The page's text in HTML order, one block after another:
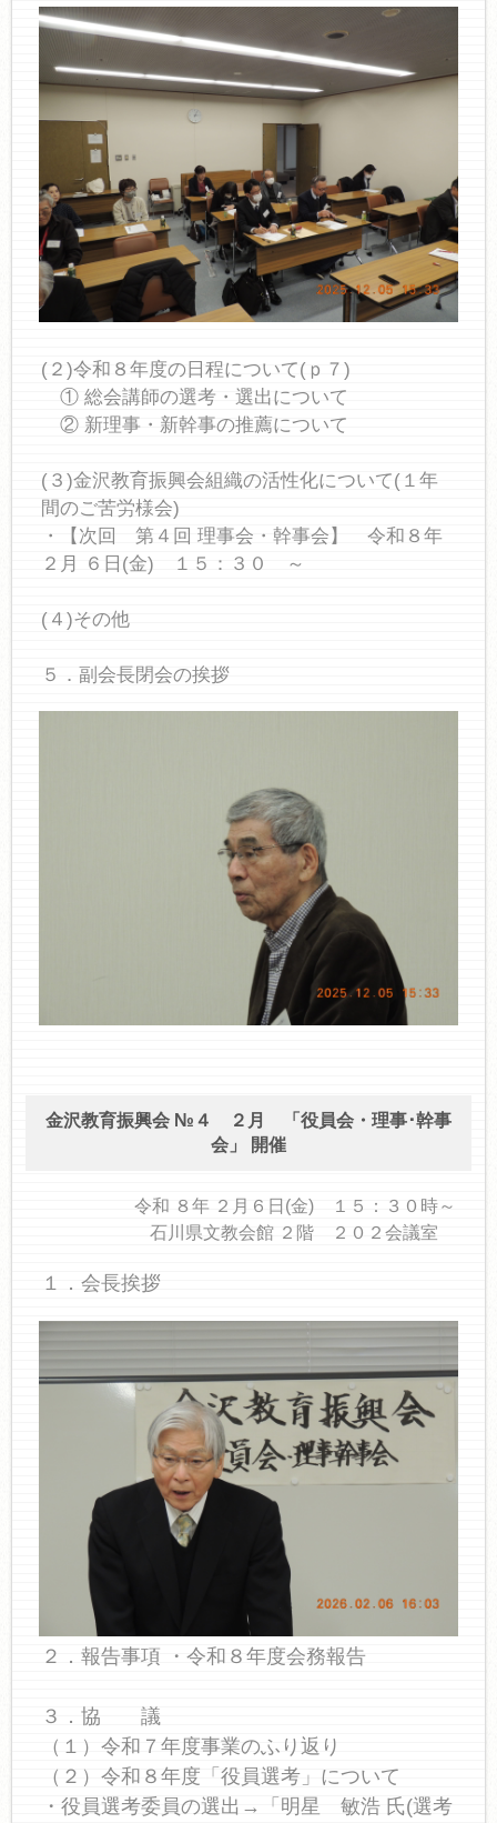
(２)令和８年度の日程について(ｐ７)
① 総会講師の選考・選出について
② 新理事・新幹事の推薦について
(３)金沢教育振興会組織の活性化について(１年
間のご苦労様会)
・【次回 第４回 理事会・幹事会】 令和８年
２月 ６日(金) １５：３０ ～
(４)その他
５．副会長閉会の挨拶
金沢教育振興会 №４ ２月 「役員会・理事･幹事
会」 開催
令和 ８年 ２月６日(金) １５：３０時～
石川県文教会館 ２階 ２０２会議室
１．会長挨拶
２．報告事項 ・令和８年度会務報告
３．協 議
（１）令和７年度事業のふり返り
（２）令和８年度「役員選考」について
・役員選考委員の選出→「明星 敏浩 氏(選考